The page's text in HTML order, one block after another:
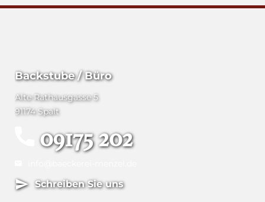
Backstube / Büro
Alte Rathausgasse 5
91174 Spalt
09175 202
Schreiben Sie uns